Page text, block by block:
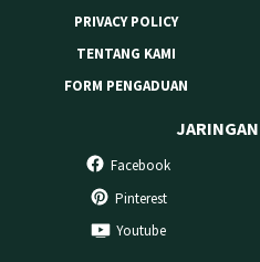
PRIVACY POLICY
TENTANG KAMI
FORM PENGADUAN
Facebook
Pinterest
Youtube